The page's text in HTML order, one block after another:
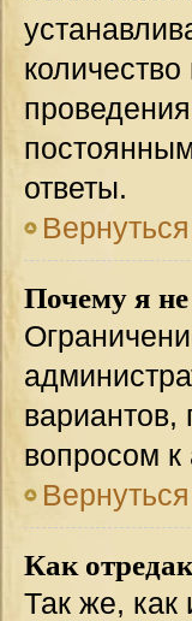
ответы.
Почему я
вариантов,
вопросом к
Как
Так же, как